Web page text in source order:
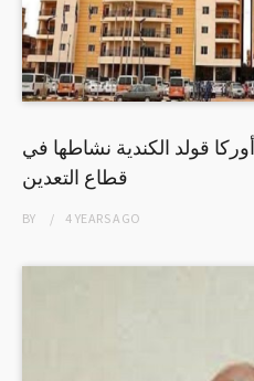
قولد الكندية نشاطها في
قطاع التعدين
BY 4 YEARSAGO